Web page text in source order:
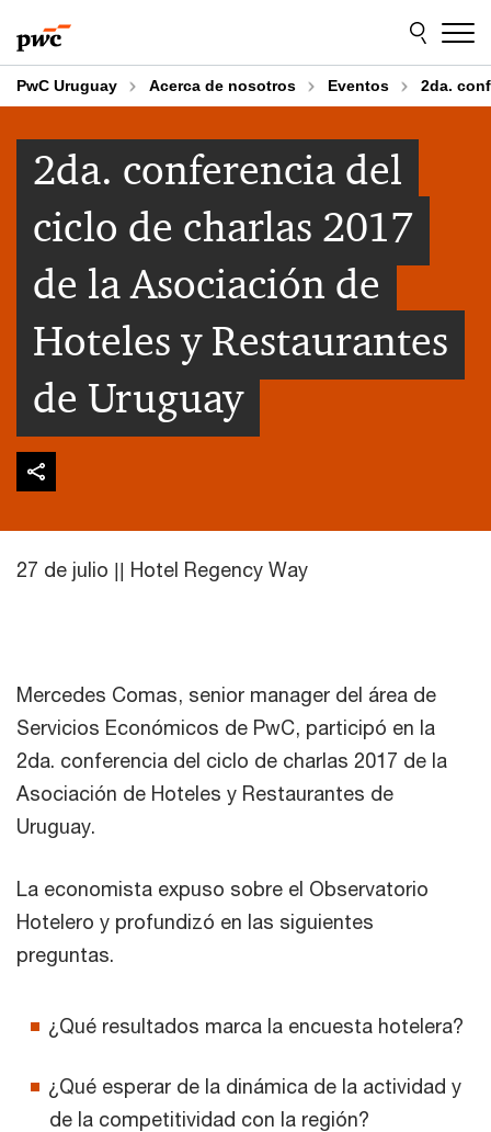
to
content
to
footer
PwC Uruguay Acerca de nosotros Eventos 2da.
2da. conferencia del
ciclo de charlas 2017
de la Asociación de
Hoteles y Restaurantes
de Uruguay
27 de julio || Hotel Regency Way
Mercedes Comas, senior manager del área de
Servicios Económicos de PwC, participó en la
2da. conferencia del ciclo de charlas 2017 de la
Asociación de Hoteles y Restaurantes de
Uruguay.
La economista expuso sobre el Observatorio
Hotelero y profundizó en las siguientes
preguntas.
¿Qué resultados marca la encuesta hotelera?
¿Qué esperar de la dinámica de la actividad y
de la competitividad con la región?